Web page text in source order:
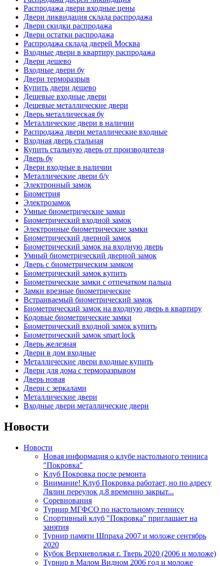
Распродажа двери входные цены
Двери ликвидация склада распродажа
Двери скидки распродажа
Двери остатки распродажа
Распродажа склада дверей Москва
Входные двери в квартиру распродажа
Двери дешево
Входные двери бу
Двери терморазрыв
Купить двери дешево
Дешевые входные двери
Дешевые металлические двери
Дверь металлическая бу
Металлические двери в наличии
Распродажа двери металлические входные
Входная дверь стальная
Купить стальную дверь от производителя
Дверь бу
Двери входные в наличии
Металлические двери б/у
Электронный замок
Биометрия
Электрозамок
Умные биометрические замки
Биометрический входной замок
Электронные биометрические замки
Биометрический дверной замок
Биометрический замок на входную дверь
Умный биометрический дверной замок
Дверь с биометрическим замком
Биометрический замок купить
Биометрические замки с отпечатком пальца
Замки врезные биометрические
Встраиваемый биометрический замок
Биометрический замок на входную дверь в квартиру
Кодовые биометрические замки
Биометрический входной замок купить
Биометрический замок smart lock
Дверь железная
Двери в дом входные
Металлические двери входные купить
Двери для дома с терморазрывом
Дверь новая
Двери с зеркалами
Металлические двери
Входные двери металлические двери
Новости
Новости
Новая информация о клубе настольного тенниса
"Покровка"
Клуб Покровка после ремонта
Внимание! Клуб Покровка работает, но по адресу
Лялин переулок д.8 временно закрыт...
Соревнования
Турнир МГФСО по настольному теннису
Спортивный клуб "Покровка" приглашает на
занятия
Турнир памяти Шпраха 2007 и моложе сентябрь
2020
Кубок Верхневолжья г. Тверь 2020 (2006 и моложе)
Турнир в Малом Видном 2006 год и моложе